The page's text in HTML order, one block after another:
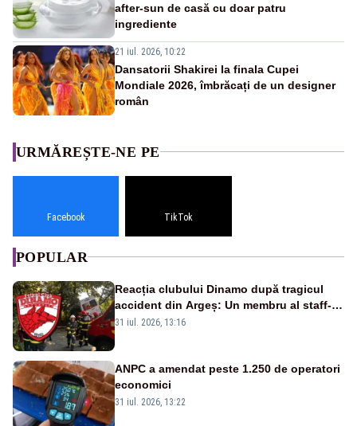
after-sun de casă cu doar patru
ingrediente
21 iul. 2026, 10:22
Dansatorii Shakirei la finala Cupei
Mondiale 2026, îmbrăcați de un designer
român
URMĂREȘTE-NE PE
Facebook TikTok
POPULAR
Reacția clubului Dinamo după tragicul
accident din Argeș: Un membru al staff-
ului medical a murit, antrenorul Adrian
31 iul. 2026, 13:16
ANPC a amendat peste 1.250 de operatori
economici
31 iul. 2026, 13:22